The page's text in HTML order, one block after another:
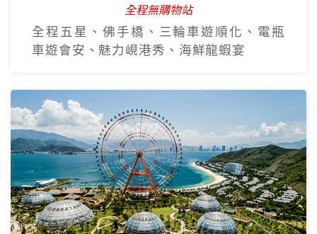
全程無購物站
全程五星、佛手橋、三輪車遊順化、電瓶
車遊會安、魅力峴港秀、海鮮龍蝦宴